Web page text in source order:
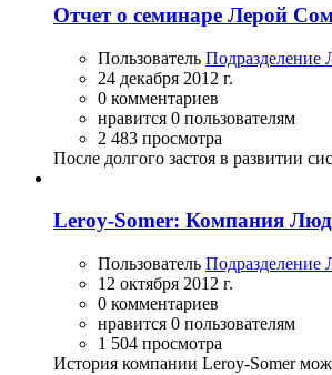
Отчет о семинаре Лерой
Пользователь
24 декабря 2012 г.
0 комментариев
нравится 0 пользователям
2 483 просмотра
После долгого застоя в развитии
Leroy-Somer: Компания
Пользователь
12 октября 2012 г.
0 комментариев
нравится 0 пользователям
1 504 просмотра
История компании Leroy-Somer